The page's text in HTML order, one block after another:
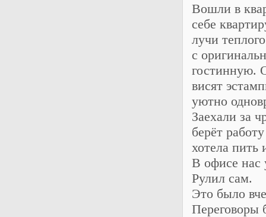
Вошли в
себе
лучи
с
гостинную.
висят
уютно
Заехали за
берёт
хотела пить
В офисе нас
Рулил сам.
Это было
Переговоры